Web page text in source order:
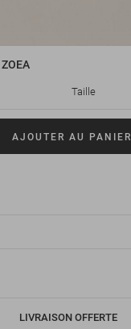
ZOEA
Taille
AJOUTER AU PANIER
LIVRAISON OFFERTE